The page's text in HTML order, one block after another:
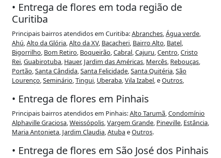
• Entrega de flores em toda região de
Curitiba
Principais bairros atendidos em Curitiba:Abranches,Água verde,
Ahú,Alto da Glória,Alto da XV, Bacacheri, Bairro Alto, Batel,
Bigorrilho, Bom Retiro, Boqueirão,Cabral,Cajuru,Centro,Cristo
Rei,Guabirotuba, Hauer, Jardim das Américas, Mercês, Rebouças,
Portão,Santa Cândida,Santa Felicidade,Santa Quitéria,São
Lourenço,Seminário,Tingui, Uberaba,Vila Izabel, eOutros,
• Entrega de flores em Pinhais
Principais bairros atendidos em Pinhais:Alto Tarumã,Condomínio
Alphaville Graciosa,Weissópolis,Vargem Grande, Pineville, Estância,
Maria Antonieta, Jardim Claudia,AtubaeOutros.
• Entrega de flores em São José dos Pinhais